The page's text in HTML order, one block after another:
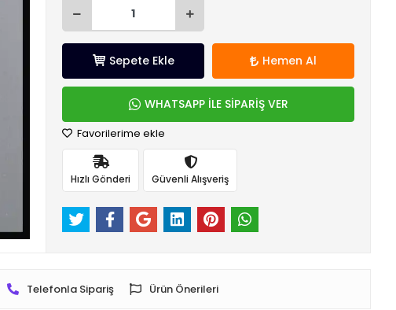
Sepete Ekle Hemen Al
WHATSAPP İLE SİPARİŞ VER
Favorilerime ekle
Hızlı Gönderi Güvenli Alışveriş
Telefonla Sipariş Ürün Önerileri